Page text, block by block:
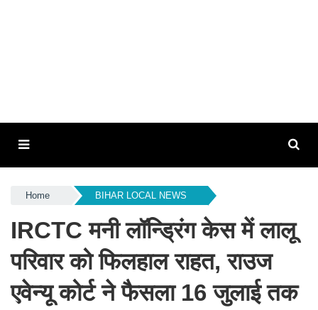
Home BIHAR LOCAL NEWS
IRCTC मनी लॉन्ड्रिंग केस में लालू
परिवार को फिलहाल राहत, राउज
एवेन्यू कोर्ट ने फैसला 16 जुलाई तक